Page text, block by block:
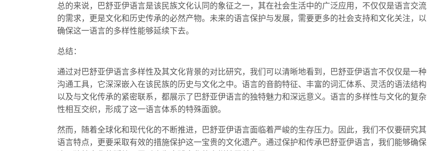
总的来说，巴舒亚伊语言是该民族文化认同的象征之一，其在社会生活中的广泛应用，不仅仅是语言交流
的需求，更是文化和历史传承的必然产物。未来的语言保护与发展，需要更多的社会支持和文化关注，以
确保这一语言的多样性能够延续下去。
总结：
通过对巴舒亚伊语言多样性及其文化背景的对比研究，我们可以清晰地看到，巴舒亚伊语言不仅仅是一种
沟通工具，它深深嵌入在该民族的历史与文化之中。语言的音韵特征、丰富的词汇体系、灵活的语法结构
以及与文化传承的紧密联系，都展示了巴舒亚伊语言的独特魅力和深远意义。语言的多样性与文化的复杂
性相互交织，形成了这一语言体系的特殊面貌。
然而，随着全球化和现代化的不断推进，巴舒亚伊语言面临着严峻的生存压力。因此，我们不仅要研究其
语言特点，更要采取有效的措施保护这一宝贵的文化遗产。通过保护和传承巴舒亚伊语言，我们能够确保